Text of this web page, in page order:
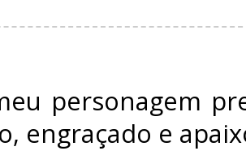
personagem
engraçado e